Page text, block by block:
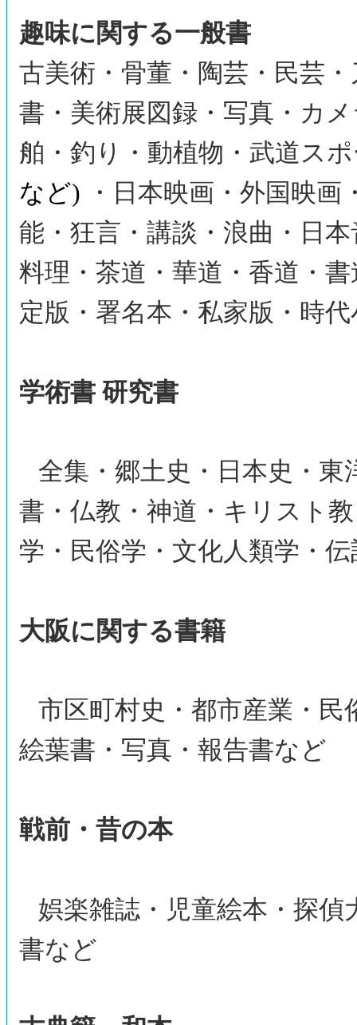
趣味に関する一般書
古美術・骨董・陶芸・民芸
書・美術展図録・写真・カ
舶・釣り・動植物・武道ス
など)
・日本映画・外国映
能・狂言・講談・浪曲・日
料理・茶道・華道・香道・
定版・署名本・私家版・時
学術書 研究書
全集・郷土史・日本史・
書・仏教・神道・キリスト
学・民俗学・文化人類学・
大阪に関する書籍
市区町村史・都市産業・民
絵葉書・写真・報告書など
戦前・昔の本
娯楽雑誌・児童絵本・探
書など